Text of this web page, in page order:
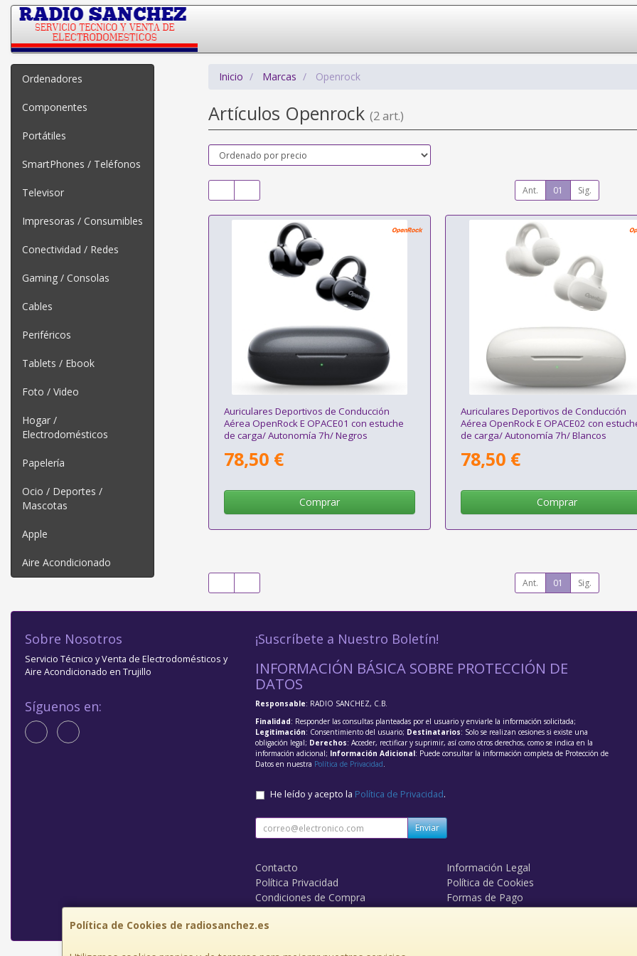
Ordenadores
Componentes
Portátiles
SmartPhones / Teléfonos
Televisor
Impresoras / Consumibles
Conectividad / Redes
Gaming / Consolas
Cables
Periféricos
Tablets / Ebook
Foto / Video
Hogar /
Electrodomésticos
Papelería
Ocio / Deportes /
Mascotas
Apple
Aire Acondicionado
Inicio Marcas Openrock
Artículos Openrock (2 art.)
Ant. 01 Sig.
Auriculares Deportivos de Conducción
Aérea OpenRock E OPACE01 con estuche
de carga/ Autonomía 7h/ Negros
78,50 €
Comprar
Auriculares Deportivos de Conducción
Aérea OpenRock E OPACE02 con
de carga/ Autonomía 7h/ Blancos
78,50 €
Comprar
Ant. 01 Sig.
Política de Cookies de radiosanchez.es
Sobre Nosotros
Servicio Técnico y Venta de Electrodomésticos y
Aire Acondicionado en Trujillo
Síguenos en:
¡Suscríbete a Nuestro Boletín!
INFORMACIÓN BÁSICA SOBRE PROTECCIÓN DE
DATOS
Responsable: RADIO SANCHEZ, C.B.
Finalidad: Responder las consultas planteadas por el usuario y enviarle la información solicitada;
Legitimación: Consentimiento del usuario; Destinatarios: Solo se realizan cesiones si existe una
obligación legal; Derechos: Acceder, rectificar y suprimir, así como otros derechos, como se indica en la
información adicional; Información Adicional: Puede consultar la información completa de Protección de
Datos en nuestra Política de Privacidad.
He leído y acepto la Política de Privacidad.
Enviar
Contacto
Información Legal
Política Privacidad
Política de Cookies
Condiciones de Compra
Formas de Pago
¿Quienes Somos?